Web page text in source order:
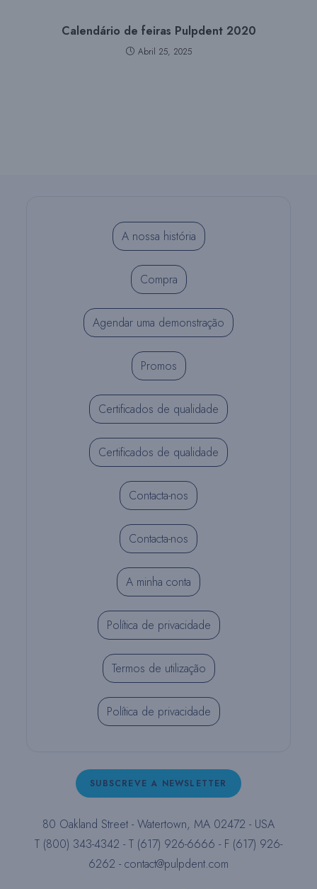
Calendário de feiras Pulpdent 2020
Abril 25, 2025
A nossa história
Compra
Agendar uma demonstração
Promos
Certificados de qualidade
Certificados de qualidade
Contacta-nos
Contacta-nos
A minha conta
Política de privacidade
Termos de utilização
Política de privacidade
SUBSCREVE A NEWSLETTER
80 Oakland Street - Watertown, MA 02472 - USA
T (800) 343-4342 - T (617) 926-6666 - F (617) 926-
6262 - contact@pulpdent.com